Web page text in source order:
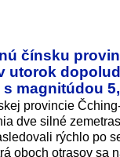
čínsku
utorok
magnitúdou
provincie
dve silné
rýchlo po
oboch otrasov sa